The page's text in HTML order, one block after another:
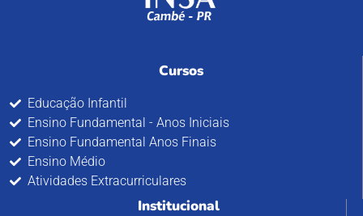
Cursos
Educação Infantil
Ensino Fundamental - Anos Iniciais
Ensino Fundamental Anos Finais
Ensino Médio
Atividades Extracurriculares
Institucional